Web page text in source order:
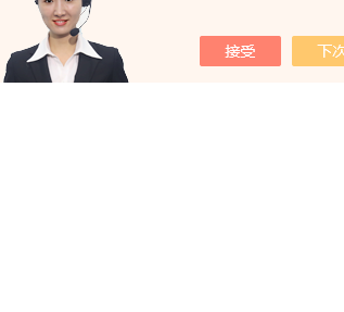
用胸腔引流装置压降测试仪产品简介